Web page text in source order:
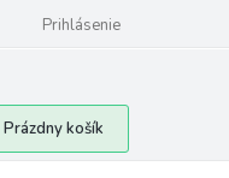
Prihlásenie
Nákupný
košík
Prázdny košík